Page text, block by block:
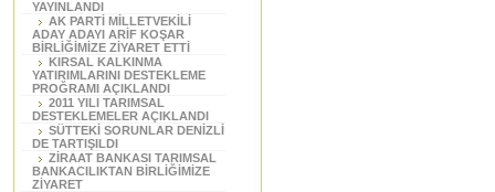
YAYINLANDI
AK PARTİ MİLLETVEKİLİ
ADAY ADAYI ARİF KOŞAR
BİRLİĞİMİZE ZİYARET ETTİ
KIRSAL KALKINMA
YATIRIMLARINI DESTEKLEME
PROĞRAMI AÇIKLANDI
2011 YILI TARIMSAL
DESTEKLEMELER AÇIKLANDI
SÜTTEKİ SORUNLAR DENİZLİ
DE TARTIŞILDI
ZİRAAT BANKASI TARIMSAL
BANKACILIKTAN BİRLİĞİMİZE
ZİYARET